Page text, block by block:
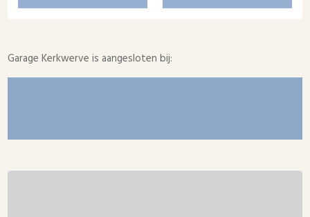
Garage Kerkwerve is aangesloten bij: